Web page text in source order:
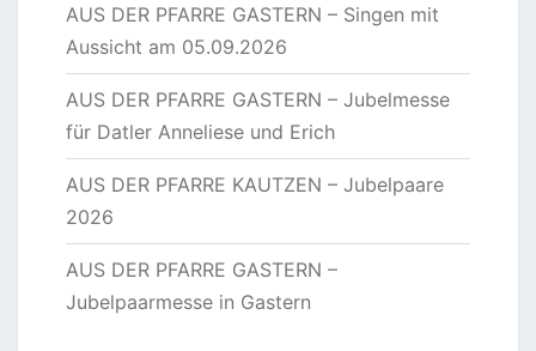
AUS DER PFARRE GASTERN – Singen mit
Aussicht am 05.09.2026
AUS DER PFARRE GASTERN – Jubelmesse
für Datler Anneliese und Erich
AUS DER PFARRE KAUTZEN – Jubelpaare
2026
AUS DER PFARRE GASTERN –
Jubelpaarmesse in Gastern